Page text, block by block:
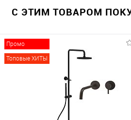
С ЭТИМ ТОВАРОМ
Промо
Топовые ХИТЫ